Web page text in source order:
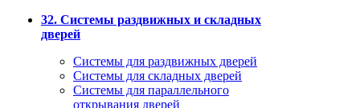
32. Системы раздвижных и складных
дверей
Системы для раздвижных дверей
Системы для складных дверей
Системы для параллельного
открывания дверей